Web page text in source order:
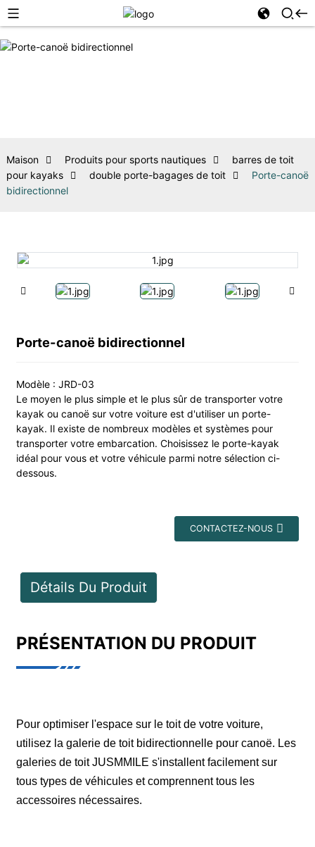
Maison Produits pour sports nautiques
barres de toit
pour kayaks
double porte-bagages de toit
Porte-canoë
bidirectionnel
Porte-canoë bidirectionnel
Modèle : JRD-03
Le moyen le plus simple et le plus sûr de transporter votre
kayak ou canoë sur votre voiture est d'utiliser un porte-
kayak. Il existe de nombreux modèles et systèmes pour
transporter votre embarcation. Choisissez le porte-kayak
idéal pour vous et votre véhicule parmi notre sélection ci-
dessous.
CONTACTEZ-NOUS
Détails Du Produit
PRÉSENTATION DU PRODUIT
Pour optimiser l'espace sur le toit de votre voiture,
utilisez la galerie de toit bidirectionnelle pour canoë. Les
galeries de toit JUSMMILE s'installent facilement sur
tous types de véhicules et comprennent tous les
accessoires nécessaires.